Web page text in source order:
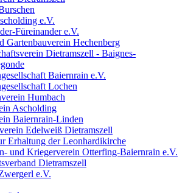
e.V.
Füreinander e.V.
Gartenbauverein Hechenberg
Dietramszell - Baignes-
Baiernrain e.V.
Lochen
Humbach
Ascholding
Baiernrain-Linden
Edelweiß Dietramszell
Erhaltung der Leonhardikirche
und Kriegerverein Otterfing-Baiernrain e.V.
Dietramszell
e.V.